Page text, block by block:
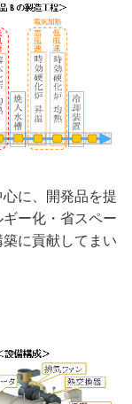
に、開発品を提
ー化・省スペー
に貢献してまい